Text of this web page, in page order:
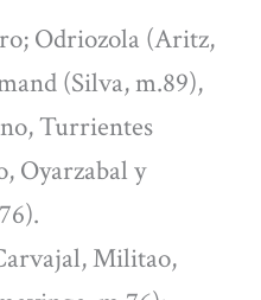
Odriozola (Aritz,
(Silva, m.89),
Turrientes
Oyarzabal y
Militao,